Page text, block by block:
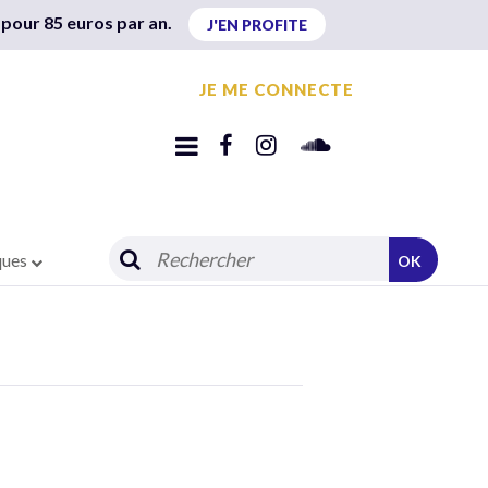
85 euros par an. J'EN PROFITE
JE ME CONNECTE
OK